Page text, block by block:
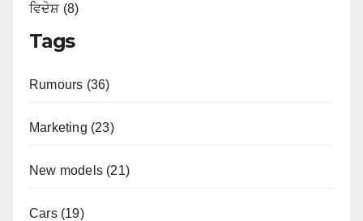
ਵਿਦੇਸ਼ (8)
Tags
Rumours (36)
Marketing (23)
New models (21)
Cars (19)